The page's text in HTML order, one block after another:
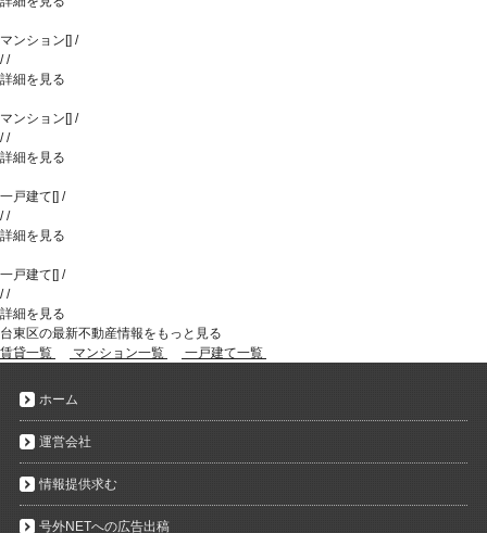
マンション [] /
//
詳細を見る
マンション [] /
//
詳細を見る
一戸建て [] /
//
詳細を見る
一戸建て [] /
//
詳細を見る
台東区の最新不動産情報をもっと見る
賃貸一覧
マンション一覧 一戸建て一覧
ホーム
運営会社
情報提供求む
号外NETへの広告出稿